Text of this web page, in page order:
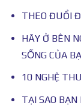
THEO ĐUỔI
HÃY Ở BÊN
SỐNG CỦA
10 NGHỆ
TẠI SAO